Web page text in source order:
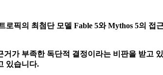
로픽의 최첨단 모델 Fable 5와 Mythos 5의
거가 부족한 독단적 결정이라는 비판을 받고
있습니다.